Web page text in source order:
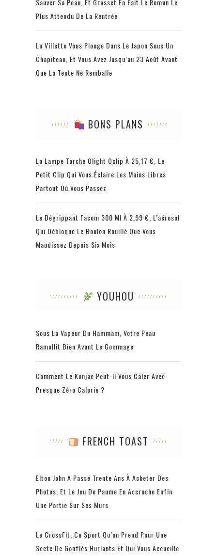
Sauver Sa Peau, Et Grasset En Fait Le Roman Le
Plus Attendu De La Rentrée
La Villette Vous Plonge Dans Le Japon Sous Un
Chapiteau, Et Vous Avez Jusqu’au 23 Août Avant
Que La Tente Ne Remballe
BONS PLANS
La Lampe Torche Olight Oclip À 25,17 €, Le
Petit Clip Qui Vous Éclaire Les Mains Libres
Partout Où Vous Passez
Le Dégrippant Facom 300 Ml À 2,99 €, L’aérosol
Qui Débloque Le Boulon Rouillé Que Vous
Maudissez Depuis Six Mois
YOUHOU
Sous La Vapeur Du Hammam, Votre Peau
Ramollit Bien Avant Le Gommage
Comment Le Konjac Peut-Il Vous Caler Avec
Presque Zéro Calorie ?
FRENCH TOAST
Elton John A Passé Trente Ans À Acheter Des
Photos, Et Le Jeu De Paume En Accroche Enfin
Une Partie Sur Ses Murs
Le CrossFit, Ce Sport Qu’on Prend Pour Une
Secte De Gonflés Hurlants Et Qui Vous Accueille